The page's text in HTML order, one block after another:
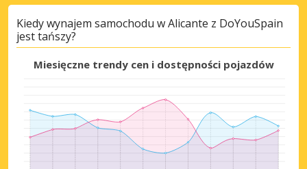
Kiedy wynajem samochodu w Alicante z DoYouSpain
jest tańszy?
Miesięczne trendy cen i dostępności pojazdów